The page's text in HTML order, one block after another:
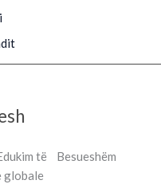
të Besueshëm
globale